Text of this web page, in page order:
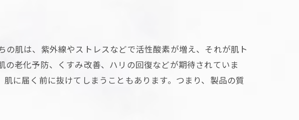
肌は、紫外線やストレスなどで活性酸素が増え、それが肌ト
老化予防、くすみ改善、ハリの回復などが期待されていま
に届く前に抜けてしまうこともあります。つまり、製品の質